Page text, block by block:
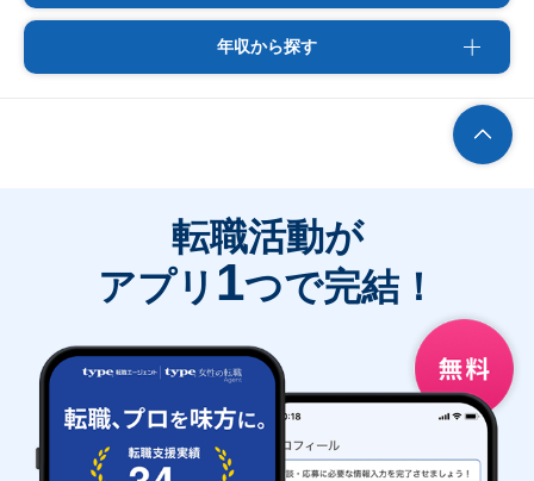
年収から探す
転職活動が
アプリ 1つで完結！